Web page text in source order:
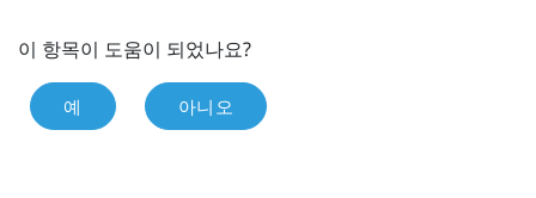
이 항목이 도움이 되었나요?
예 아니오